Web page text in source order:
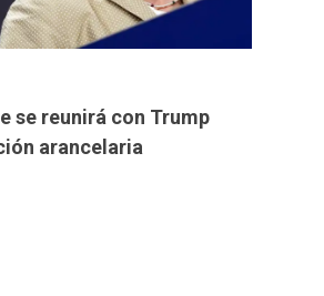
se reunirá con Trump
arancelaria